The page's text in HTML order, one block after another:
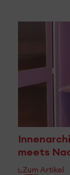
meets
Zum Artikel